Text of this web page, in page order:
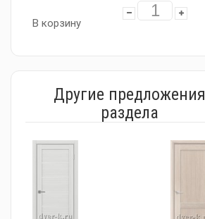
В корзину
Другие предложения
раздела